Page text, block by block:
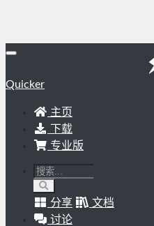
Quicker
主页
下载
专业版
分享
文档
讨论